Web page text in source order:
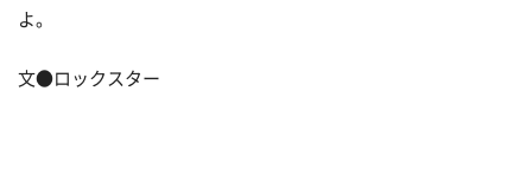
よ。
文●ロックスター